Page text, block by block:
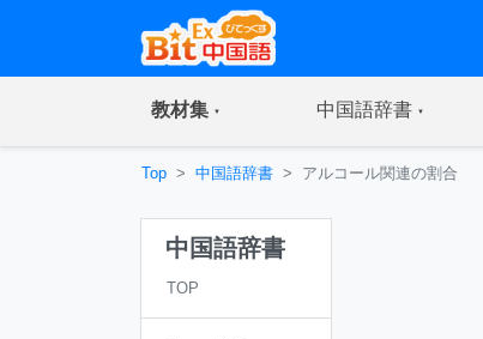
教材集(current) 中国語辞書(current)
Top 中国語辞書 アルコール関連の割合
中国語辞書
TOP